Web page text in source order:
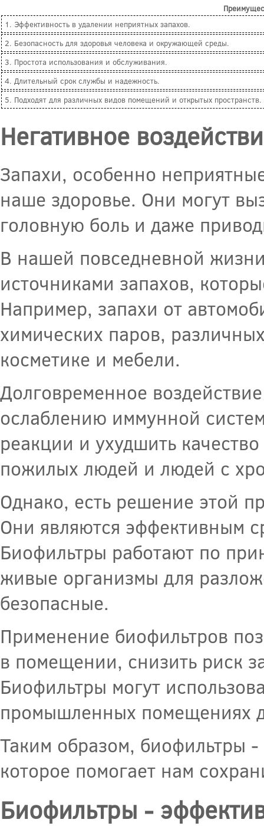
1. Эффективность в удалении неприятных запахов.
2. Безопасность для здоровья человека и окружающей среды.
3. Простота использования и обслуживания.
4. Длительный срок службы и надежность.
5. Подходят для различных видов помещений и открытых пространств.
Негативное
Запахи, особенно
наше здоровье. Они могут
головную боль и даже
В нашей повседневной
источниками запахов,
Например, запахи от
химических паров,
косметике и мебели.
Долговременное
ослаблению иммунной
реакции и ухудшить
пожилых людей и людей с
Однако, есть решение этой
Они являются эффективным
Биофильтры работают по
живые организмы для
безопасные.
Применение биофильтров
в помещении, снизить риск
Биофильтры могут
промышленных помещениях
Таким образом, биофильтры
которое помогает нам
Биофильтры -